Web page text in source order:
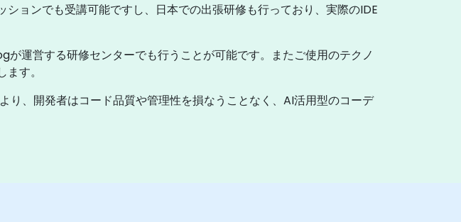
ションでも受講可能ですし、日本での出張研修も行っており、実際のIDE
運営する研修センターでも行うことが可能です。またご使用のテクノ
す。
、開発者はコード品質や管理性を損なうことなく、AI活用型のコーデ